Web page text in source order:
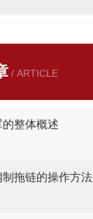
/ ARTICLE
整体概述
拖链的操作方法